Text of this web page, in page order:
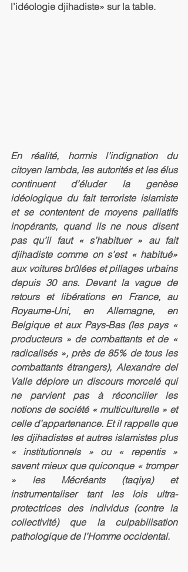
l’idéologie djihadiste» sur la table.
En réalité, hormis l’indignation du
citoyen lambda, les autorités et les élus
continuent d’éluder la genèse
idéologique du fait terroriste islamiste
et se contentent de moyens palliatifs
inopérants, quand ils ne nous disent
pas qu’il faut « s’habituer » au fait
djihadiste comme on s’est « habitué»
aux voitures brûlées et pillages urbains
depuis 30 ans. Devant la vague de
retours et libérations en France, au
Royaume-Uni, en Allemagne, en
Belgique et aux Pays-Bas (les pays «
producteurs » de combattants et de «
radicalisés », près de 85% de tous les
combattants étrangers), Alexandre del
Valle déplore un discours morcelé qui
ne parvient pas à réconcilier les
notions de société « multiculturelle » et
celle d’appartenance. Et il rappelle que
les djihadistes et autres islamistes plus
« institutionnels » ou « repentis »
savent mieux que quiconque « tromper
» les Mécréants (taqiya) et
instrumentaliser tant les lois ultra-
protectrices des individus (contre la
collectivité) que la culpabilisation
pathologique de l’Homme occidental.